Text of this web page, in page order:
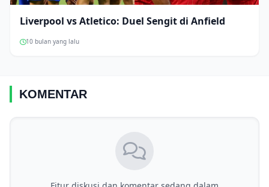
Liverpool vs Atletico: Duel Sengit di Anfield
10 bulan yang lalu
KOMENTAR